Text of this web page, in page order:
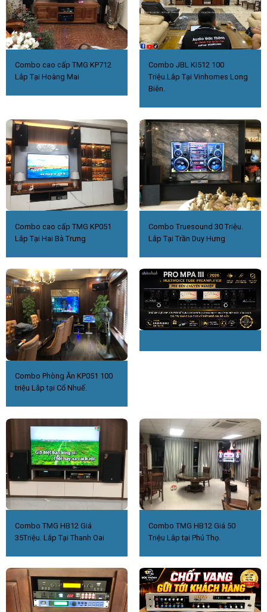
Combo cao cấp TMG KP712
Lắp Tại Hoàng Mai
Combo JBL KI512 100
Triệu.Lắp Tại Vinhomes Long
Biên.
Combo cao cấp TMG KP051
Lắp Tại Hai Bà Trưng
Combo Truesound 30 Triệu.
Lắp Tại Trần Duy Hưng
Combo Phòng Ăn KP051 100
triệu Lắp tại Cổ Nhuế.
Combo TMG HB12 Giá
35Triệu. Lắp Tại Thanh Oai
Combo TMG HB12 Giá 50
Triệu Lắp tại Phú Thọ.